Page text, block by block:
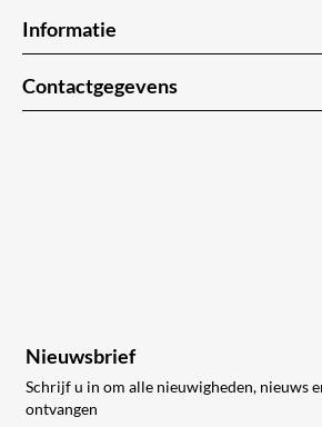
Informatie
Contactgegevens
Nieuwsbrief
Schrijf u in om alle nieuwigheden, nieuws
ontvangen